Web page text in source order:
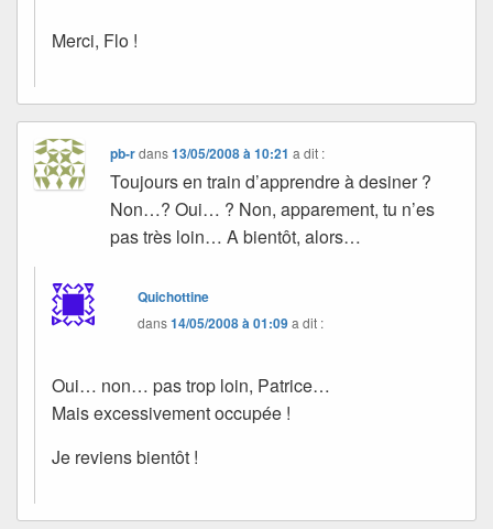
Merci, Flo !
pb-rdans13/05/2008 à 10:21 a dit :
Toujours en train d’apprendre à desiner ?
Non…? Oui… ? Non, apparement, tu n’es
pas très loin… A bientôt, alors…
Quichottine
dans14/05/2008 à 01:09a dit :
Oui… non… pas trop loin, Patrice…
Mais excessivement occupée !
Je reviens bientôt !